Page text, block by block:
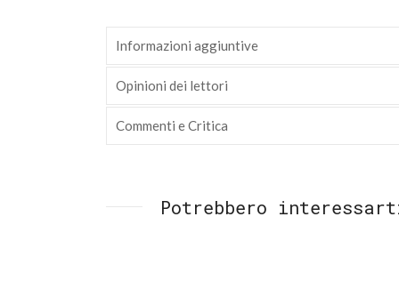
Informazioni aggiuntive
Opinioni dei lettori
Commenti e Critica
Potrebbero